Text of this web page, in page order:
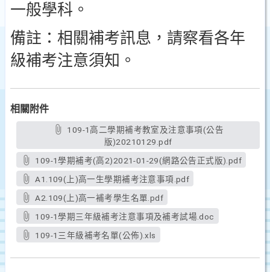
一般學科。
備註：相關補考訊息，請察看各年
級補考注意須知。
相關附件
版)20210129.pdf
109-1學期補考(高2)2021-01-29(網路公告正式版).pdf
A1.109(上)高一生學期補考注意事項.pdf
A2.109(上)高一補考學生名單.pdf
109-1學期三年級補考注意事項及補考試場.doc
109-1三年級補考名單(公佈).xls